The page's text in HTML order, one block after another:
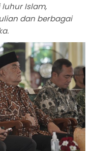
Islam,
dan berbagai